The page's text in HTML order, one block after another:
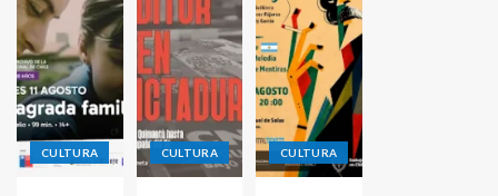
CULTURA CULTURA CULTURA